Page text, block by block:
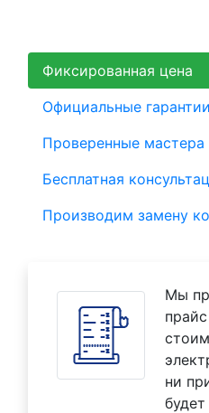
Фиксированная цена
Официальные гарантии
Проверенные мастера
Бесплатная
Производим замену
Мы
ни